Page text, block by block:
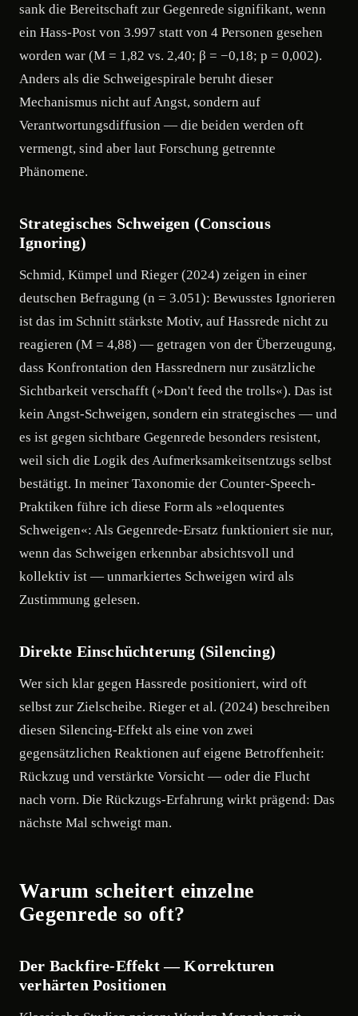
sank die Bereitschaft zur Gegenrede signifikant, wenn
ein Hass-Post von 3.997 statt von 4 Personen gesehen
worden war (M = 1,82 vs. 2,40; β = −0,18; p = 0,002).
Anders als die Schweigespirale beruht dieser
Mechanismus nicht auf Angst, sondern auf
Verantwortungsdiffusion — die beiden werden oft
vermengt, sind aber laut Forschung getrennte
Phänomene.
Strategisches Schweigen (Conscious
Ignoring)
Schmid, Kümpel und Rieger (2024) zeigen in einer
deutschen Befragung (n = 3.051): Bewusstes Ignorieren
ist das im Schnitt stärkste Motiv, auf Hassrede nicht zu
reagieren (M = 4,88) — getragen von der Überzeugung,
dass Konfrontation den Hassrednern nur zusätzliche
Sichtbarkeit verschafft (»Don't feed the trolls«). Das ist
kein Angst-Schweigen, sondern ein strategisches — und
es ist gegen sichtbare Gegenrede besonders resistent,
weil sich die Logik des Aufmerksamkeitsentzugs selbst
bestätigt. In meiner Taxonomie der Counter-Speech-
Praktiken führe ich diese Form als »eloquentes
Schweigen«: Als Gegenrede-Ersatz funktioniert sie nur,
wenn das Schweigen erkennbar absichtsvoll und
kollektiv ist — unmarkiertes Schweigen wird als
Zustimmung gelesen.
Direkte Einschüchterung (Silencing)
Wer sich klar gegen Hassrede positioniert, wird oft
selbst zur Zielscheibe. Rieger et al. (2024) beschreiben
diesen Silencing-Effekt als eine von zwei
gegensätzlichen Reaktionen auf eigene Betroffenheit:
Rückzug und verstärkte Vorsicht — oder die Flucht
nach vorn. Die Rückzugs-Erfahrung wirkt prägend: Das
nächste Mal schweigt man.
Warum scheitert einzelne
Gegenrede so oft?
Der Backfire-Effekt — Korrekturen
verhärten Positionen